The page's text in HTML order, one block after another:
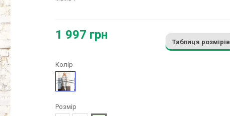
1 997 грн
Таблиця розмірів
Колір
Сірий
Розмір